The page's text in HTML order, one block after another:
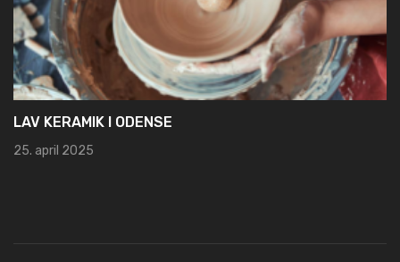
I ODENSE